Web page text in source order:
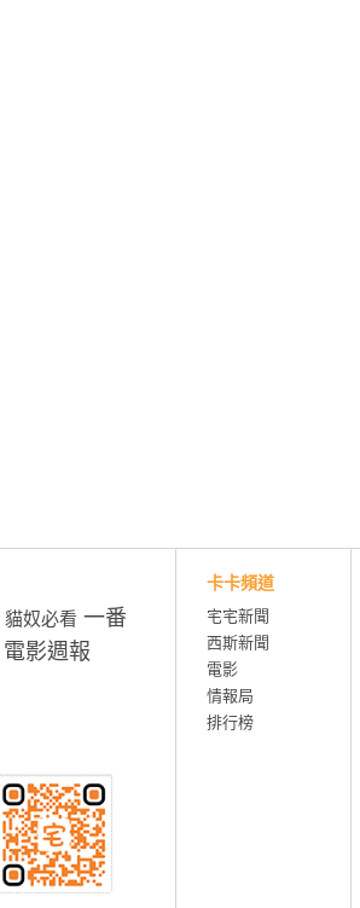
貓奴必看 一番
電影週報
卡卡頻道
宅宅新聞
西斯新聞
電影
情報局
排行榜